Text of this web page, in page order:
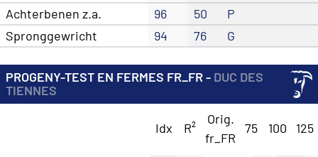
Achterbenen z.a.
96 50
P
Spronggewricht
94 76 G
PROGENY-TEST EN FERMES FR_FR - DUC DES
TIENNES
Idx R²
Orig.
fr_FR
75 100 125